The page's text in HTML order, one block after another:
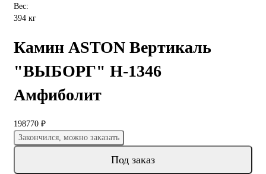
Вес:
394 кг
Камин ASTON Вертикаль
"ВЫБОРГ" Н-1346
Амфиболит
198770 ₽
Закончился, можно заказать
Под заказ